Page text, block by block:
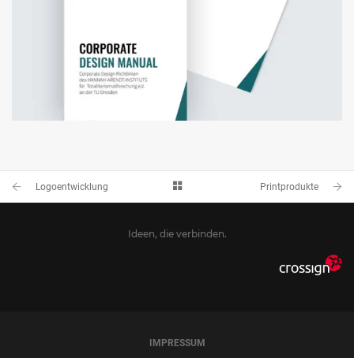
ERSTELLUNG DESIGNRICHTLINIEN
Logoentwicklung Printprodukte
Ideen, die verbinden.
IMPRESSUM